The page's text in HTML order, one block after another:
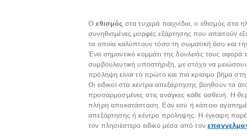
Οεθισμός στα τυχερά παιχνίδια, ο εθισμός στα
συνηθισμένες μορφές εξάρτησης που απαιτούν
τα οποία καλύπτουν τόσο τη σωματική όσο και
Ένα σημαντικό κομμάτι της δουλειάς τους
συμβουλευτική υποστήριξη, με στόχο να
πρόληψη είναι το πρώτο και πιο κρίσιμο βήμα
Οι ειδικοί στα κέντρα απεξάρτησης βοηθούν τα
προσαρμοσμένες στις ανάγκες κάθε ασθενή. Η
πλήρη αποκατάσταση. Εάν εσύ ή κάποιο
απεξάρτησης ή κέντρο πρόληψης. Η έγκαιρη
τον πλησιέστερο ειδικό μέσα από τον